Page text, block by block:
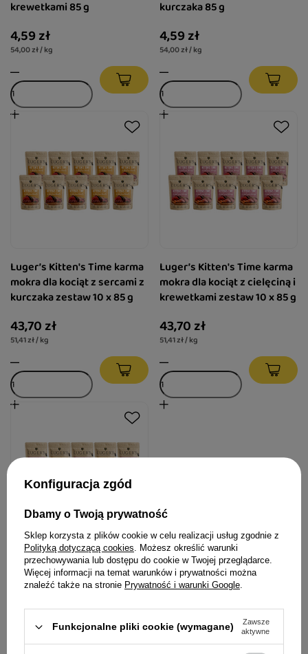
krewetkami 85 g
4,59 zł
54,00 zł / kg
kurczaka 85 g
4,59 zł
54,00 zł / kg
Luger’s Kitten's Time karma
mokra dla kociąt z sercami z
kurczaka zestaw 10 x 85 g
43,70 zł
51,41 zł / kg
Luger’s Kitten's Time karma
mokra dla kociąt z cielęciną i
krewetkami zestaw 10 x 85 g
43,70 zł
51,41 zł / kg
Luger’s Kitten's Time karma
mokra dla kociąt mix
smaków zestaw 10 x 85 g
43,70 zł
51,41 zł / kg
Konfiguracja zgód
Dbamy o Twoją prywatność
Sklep korzysta z plików cookie w celu realizacji usług zgodnie z
Polityką dotyczącą cookies. Możesz określić warunki
przechowywania lub dostępu do cookie w Twojej przeglądarce.
Więcej informacji na temat warunków i prywatności można
znaleźć także na stronie Prywatność i warunki Google.
Funkcjonalne pliki cookie (wymagane)
Zawsze
aktywne